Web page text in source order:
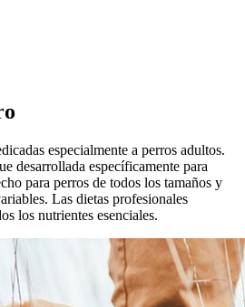
especialmente a perros adultos.
desarrollada específicamente para
para perros de todos los tamaños y
Las dietas profesionales
los nutrientes esenciales.